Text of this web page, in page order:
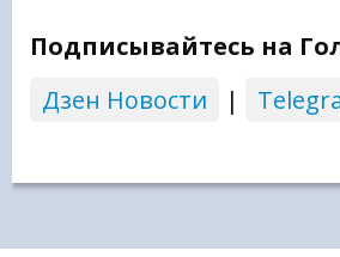
Подписывайтесь на
Дзен Новости
|